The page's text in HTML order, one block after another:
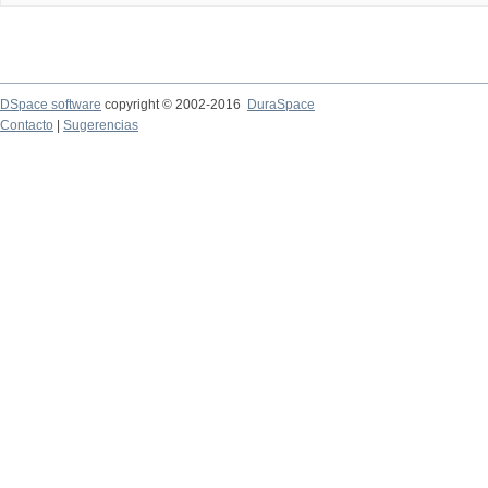
DSpace software copyright © 2002-2016
DuraSpace
Contacto
Sugerencias